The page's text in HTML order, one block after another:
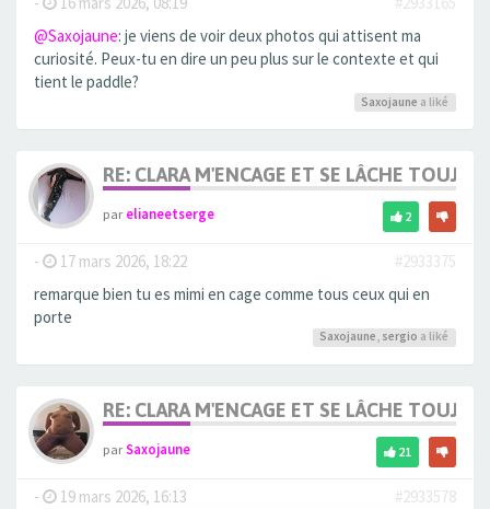
@Saxojaune: je viens de voir deux photos qui attisent ma
curiosité. Peux-tu en dire un peu plus sur le contexte et qui
tient le paddle?
Saxojaune a liké
RE: CLARA M'ENCAGE ET SE LÂCHE
parelianeetserge 2
- 17 mars 2026, 18:22
#2933375
remarque bien tu es mimi en cage comme tous ceux qui en
porte
Saxojaune, sergio a liké
RE: CLARA M'ENCAGE ET SE LÂCHE
parSaxojaune 21
- 19 mars 2026, 16:13
#2933578